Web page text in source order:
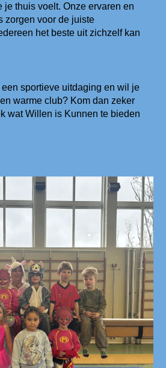
je thuis voelt. Onze ervaren en
zorgen voor de juiste
het beste uit zichzelf kan
sportieve uitdaging en wil je
warme club? Kom dan zeker
wat Willen is Kunnen te bieden